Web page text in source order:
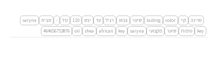
סרינה קיי color
lasting שיער צבוע רגיל עד יבש 110 מל - מבית
saryna
key
טיפוח שיער מקצועי saryna
key
african
shea
oil
464656753876